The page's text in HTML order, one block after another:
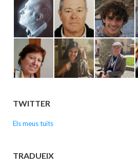
TWITTER
Els meus tuits
TRADUEIX